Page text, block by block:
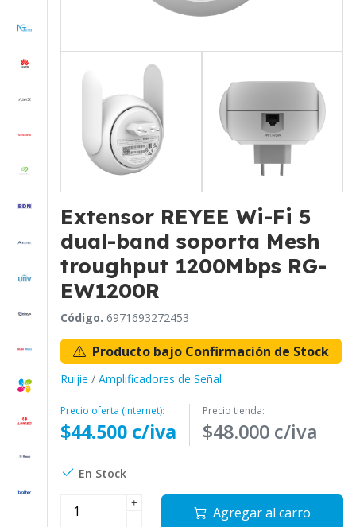
Extensor REYEE Wi-Fi 5
dual-band soporta Mesh
troughput 1200Mbps RG-
EW1200R
Código. 6971693272453
Producto bajo Confirmación de Stock
Ruijie / Amplificadores de Señal
Precio oferta (internet):
$44.500 c/iva
Precio tienda:
$48.000 c/iva
En Stock
+
-
Agregar al carro